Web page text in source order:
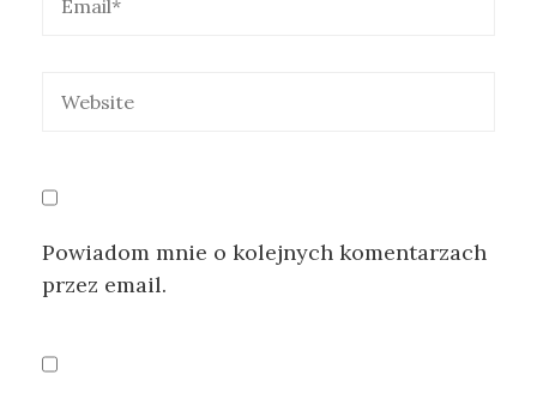
Powiadom mnie o kolejnych komentarzach
przez email.